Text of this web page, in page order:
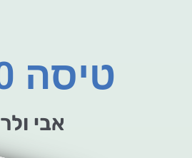
טיסה 500
אבי ולר